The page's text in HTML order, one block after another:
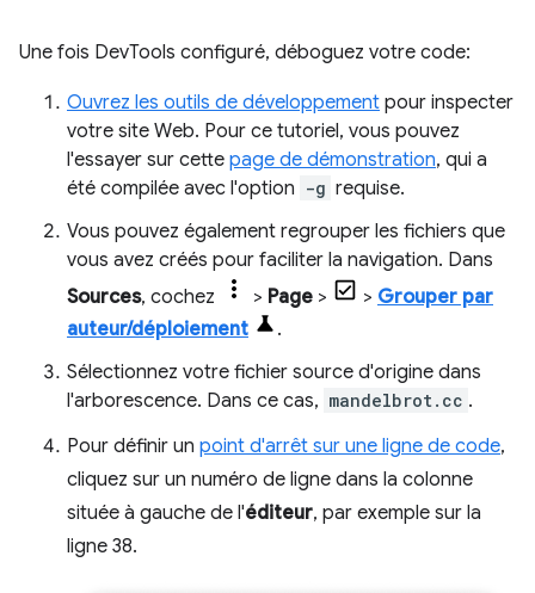
Une fois DevTools configuré, déboguez votre code:
Ouvrez les outils de développement pour inspecter
votre site Web. Pour ce tutoriel, vous pouvez
l'essayer sur cette page de démonstration, qui a
été compilée avec l'option -g requise.
Vous pouvez également regrouper les fichiers que
vous avez créés pour faciliter la navigation. Dans
Sources, cochez > Page > > Grouper par
auteur/déploiement
.
Sélectionnez votre fichier source d'origine dans
l'arborescence. Dans ce cas, mandelbrot.cc .
Pour définir un point d'arrêt sur une ligne de code,
cliquez sur un numéro de ligne dans la colonne
située à gauche de l'éditeur, par exemple sur la
ligne 38.